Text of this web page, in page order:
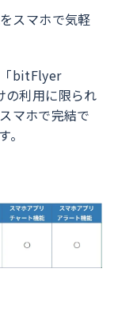
スマホで気軽
「bitFlyer
利用に限られ
マホで完結で